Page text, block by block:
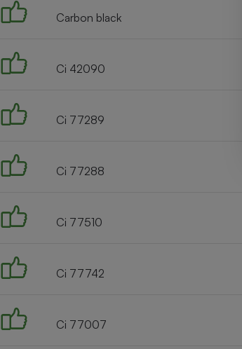
Carbon black
Ci 42090
Ci 77289
Ci 77288
Ci 77510
Ci 77742
Ci 77007